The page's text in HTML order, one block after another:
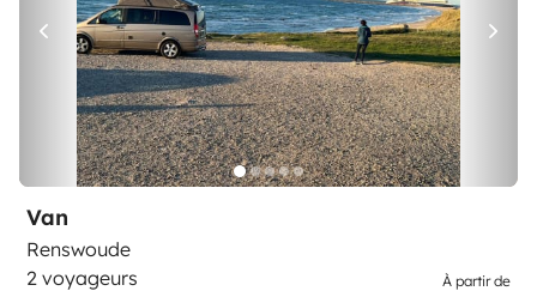
Van
Renswoude
2 voyageurs
À partir de